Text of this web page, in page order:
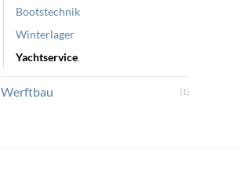
Bootstechnik
Winterlager
Yachtservice
Werftbau (1)